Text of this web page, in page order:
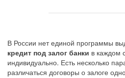
В России нет единой программы
кредит под залог банки в каждом
индивидуально. Есть несколько
различаться договоры о залоге